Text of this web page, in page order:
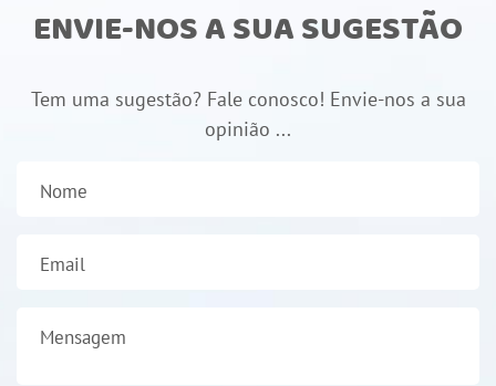
ENVIE-NOS A SUA SUGESTÃO
Tem uma sugestão? Fale conosco! Envie-nos a sua
opinião ...
Nome
Email
Mensagem